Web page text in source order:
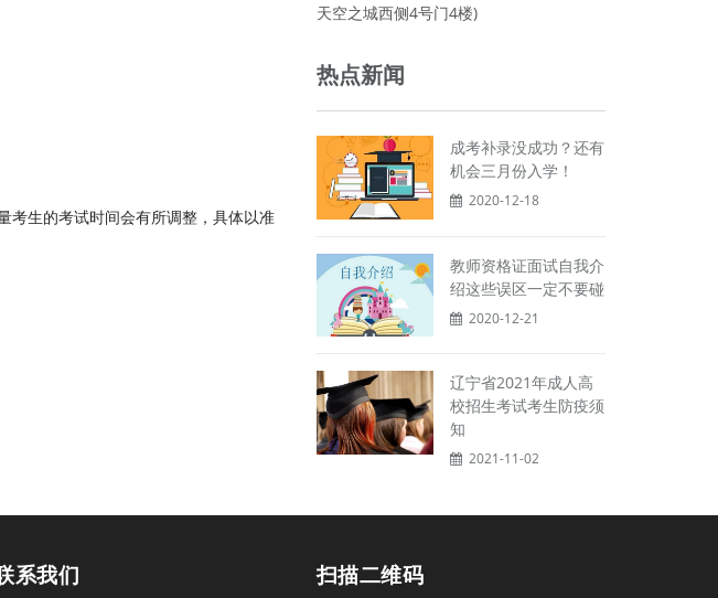
生的考试时间会有所调整，具体以准
天空之城西侧4号门4楼)
热点新闻
成考补录没成功？还有
机会三月份入学！
2020-12-18
教师资格证面试自我介
绍这些误区一定不要碰
2020-12-21
辽宁省2021年成人高
校招生考试考生防疫须
知
2021-11-02
系我们 扫描二维码